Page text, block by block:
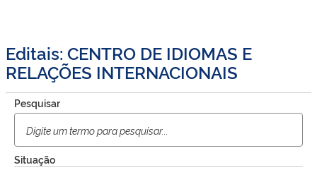
Editais: CENTRO DE IDIOMAS E
RELAÇÕES INTERNACIONAIS
Pesquisar
Situação